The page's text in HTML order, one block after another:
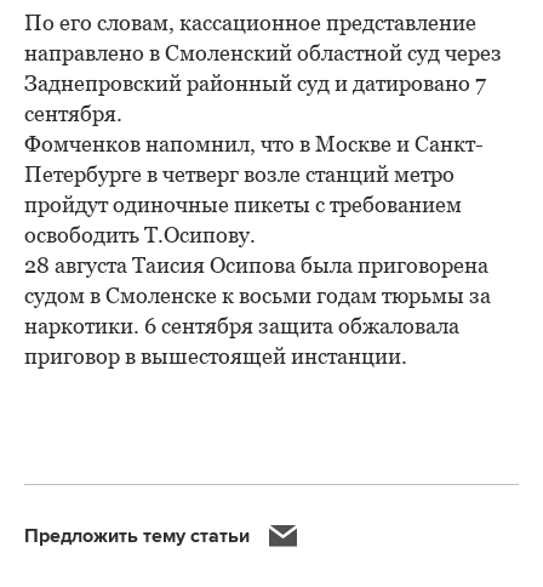
По его словам, кассационное представление
направлено в Смоленский областной суд через
Заднепровский районный суд и датировано 7
сентября.
Фомченков напомнил, что в Москве и Санкт-
Петербурге в четверг возле станций метро
пройдут одиночные пикеты с требованием
освободить Т.Осипову.
28 августа Таисия Осипова была приговорена
судом в Смоленске к восьми годам тюрьмы за
наркотики. 6 сентября защита обжаловала
приговор в вышестоящей инстанции.
Предложить тему статьи